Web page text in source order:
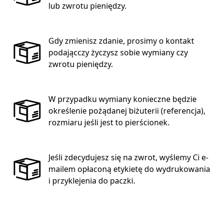
lub zwrotu pieniędzy.
Gdy zmienisz zdanie, prosimy o kontakt
podającczy życzysz sobie wymiany czy
zwrotu pieniędzy.
W przypadku wymiany konieczne będzie
określenie pożądanej biżuterii (referencja),
rozmiaru jeśli jest to pierścionek.
Jeśli zdecydujesz się na zwrot, wyślemy Ci e-
mailem opłaconą etykietę do wydrukowania
i przyklejenia do paczki.